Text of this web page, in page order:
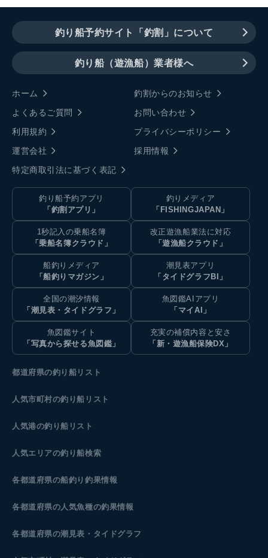
釣り船予約サイト「釣割」について
釣り船（遊漁船）業者様へ
ホーム
釣割からのお知らせ
よくあるご質問
お問い合わせ
利用規約
プライバシーポリシー
運営会社
採用情報
特定商取引法に基づく表記
釣り船予約アプリ
「釣割アプリ」
釣りメディア
「FISHINGJAPAN」
1秒記入の乗船名簿
「乗船名簿クラウド」
改正遊漁船業法に対応
「遊漁船クラウド」
船釣りメディア
「船釣りマガジン」
潮見表アプリ
「タイドグラフBI」
全国の潮汐情報
「潮見表・タイドグラフ」
魚図鑑AIアプリ
「マイAI」
魚図鑑サイト
「写真から探せる魚図鑑」
充実の補償内容と安さ
「新・遊漁船保険DX」
都道府県の釣り船リスト
人気市町村の釣り船リスト
人気港の釣り船リスト
人気エリアの釣り船検索
各都道府県の船釣り釣果情報
各都道府県の人気魚種の釣果情報
各都道府県の潮見表 ・タイドグラフ